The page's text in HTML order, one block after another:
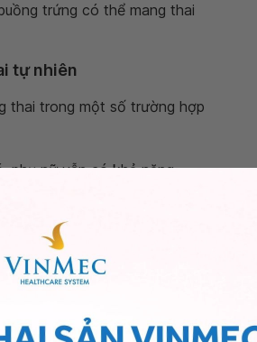
trứng có thể mang thai
tự nhiên
thai trong một số trường hợp
phụ nữ vẫn có khả năng
trứng hoặc phẫu thuật
chị em ở trường hợp này